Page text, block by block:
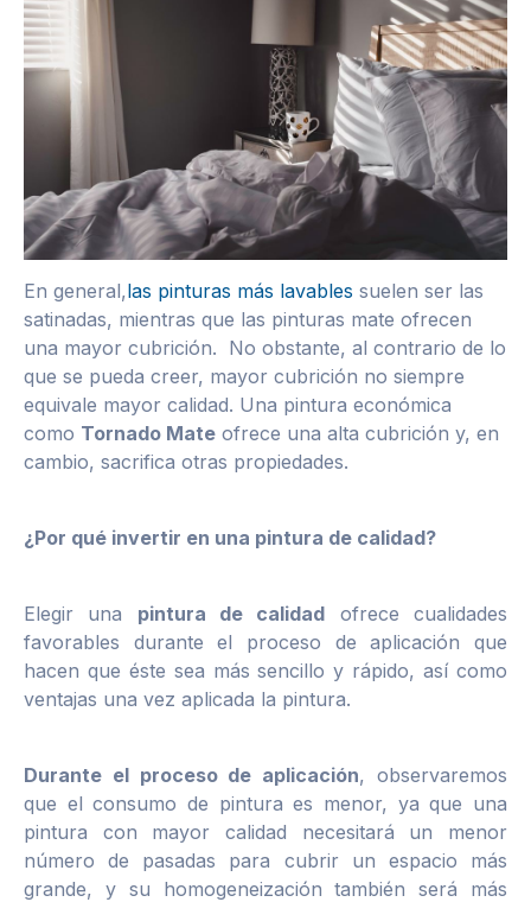
En general,las pinturas más lavables suelen ser las
satinadas, mientras que las pinturas mate ofrecen
una mayor cubrición. No obstante, al contrario de lo
que se pueda creer, mayor cubrición no siempre
equivale mayor calidad. Una pintura económica
como Tornado Mate ofrece una alta cubrición y, en
cambio, sacrifica otras propiedades.
¿Por qué invertir en una pintura de calidad?
Elegir una pintura de calidad ofrece cualidades
favorables durante el proceso de aplicación que
hacen que éste sea más sencillo y rápido, así como
ventajas una vez aplicada la pintura.
Durante el proceso de aplicación, observaremos
que el consumo de pintura es menor, ya que una
pintura con mayor calidad necesitará un menor
número de pasadas para cubrir un espacio más
grande, y su homogeneización también será más